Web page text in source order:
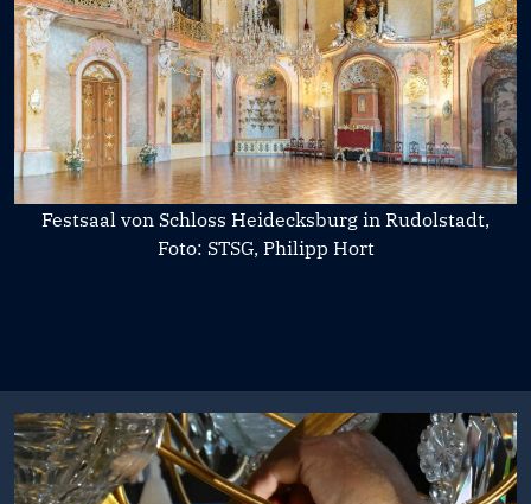
Festsaal von Schloss Heidecksburg in Rudolstadt,
Foto: STSG, Philipp Hort